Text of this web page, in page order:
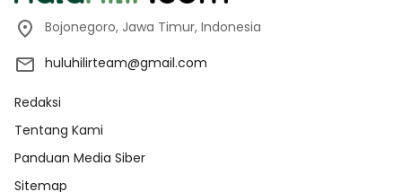
Bojonegoro, Jawa Timur, Indonesia
huluhilirteam@gmail.com
Redaksi
Tentang Kami
Panduan Media Siber
Sitemap